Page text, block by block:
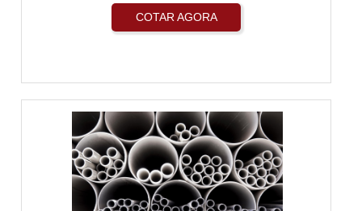
COTAR AGORA